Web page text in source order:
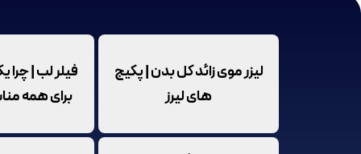
لیزر موی زائد کل بدن | پکیج
های لیرز
فیلر لب |
برای همه